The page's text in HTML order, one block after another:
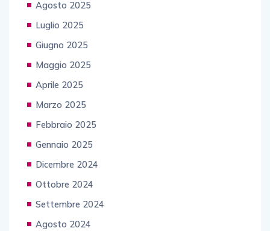
Agosto 2025
Luglio 2025
Giugno 2025
Maggio 2025
Aprile 2025
Marzo 2025
Febbraio 2025
Gennaio 2025
Dicembre 2024
Ottobre 2024
Settembre 2024
Agosto 2024